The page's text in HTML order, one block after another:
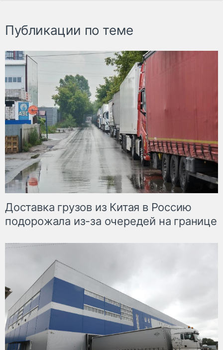
Публикации по теме
Доставка грузов из Китая в Россию
подорожала из-за очередей на границе